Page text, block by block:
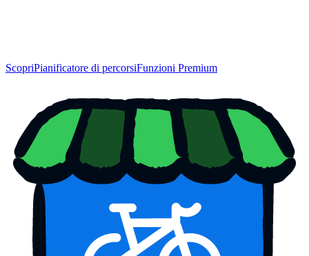
ScopriPianificatore di percorsiFunzioni Premium